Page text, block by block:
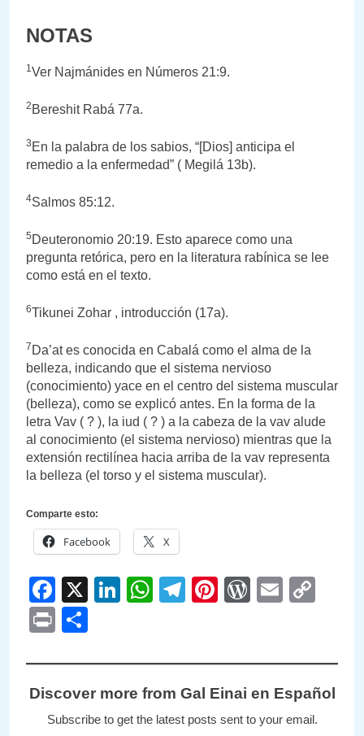
NOTAS
1 Ver Najmánides en Números 21:9.
2 Bereshit Rabá 77a.
3 En la palabra de los sabios, “[Dios] anticipa el
remedio a la enfermedad” ( Megilá 13b).
4Salmos 85:12.
5 Deuteronomio 20:19. Esto aparece como una
pregunta retórica, pero en la literatura rabínica se lee
como está en el texto.
6Tikunei Zohar , introducción (17a).
7 Da’at es conocida en Cabalá como el alma de la
belleza, indicando que el sistema nervioso
(conocimiento) yace en el centro del sistema muscular
(belleza), como se explicó antes. En la forma de la
letra Vav ( ? ), la iud ( ? ) a la cabeza de la vav alude
al conocimiento (el sistema nervioso) mientras que la
extensión rectilínea hacia arriba de la vav representa
la belleza (el torso y el sistema muscular).
Comparte esto:
Facebook X
Facebook
X LinkedIn
WhatsApp
Telegram
Pinterest
Email
Print
Discover more from Gal Einai en Español
Subscribe to get the latest posts sent to your email.